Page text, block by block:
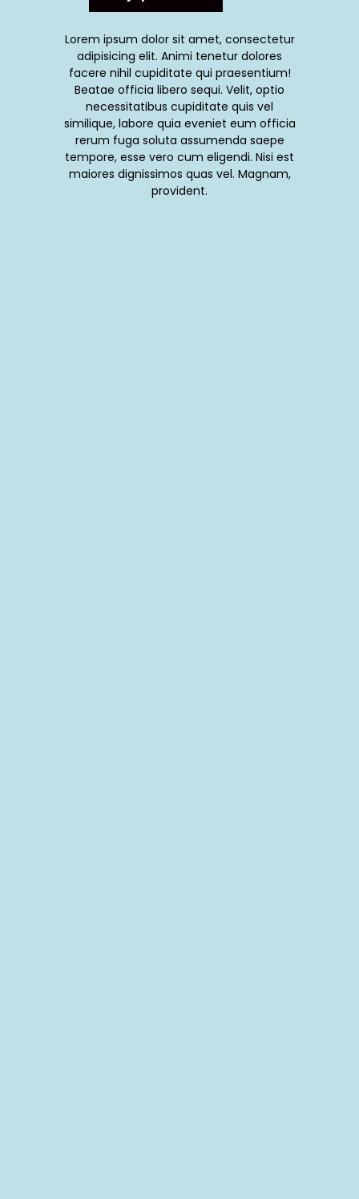
Lorem ipsum dolor sit amet, consectetur
adipisicing elit. Animi tenetur dolores
facere nihil cupiditate qui praesentium!
Beatae officia libero sequi. Velit, optio
necessitatibus cupiditate quis vel
similique, labore quia eveniet eum officia
rerum fuga soluta assumenda saepe
tempore, esse vero cum eligendi. Nisi est
maiores dignissimos quas vel. Magnam,
provident.